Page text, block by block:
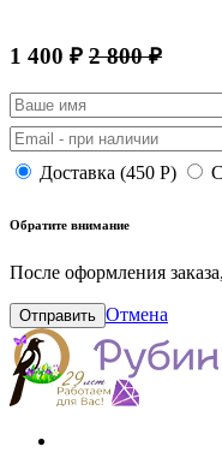
1 400 ₽ 2 800 ₽
Доставка (450 Р)
Обратите внимание
После оформления
Отправить Отмена